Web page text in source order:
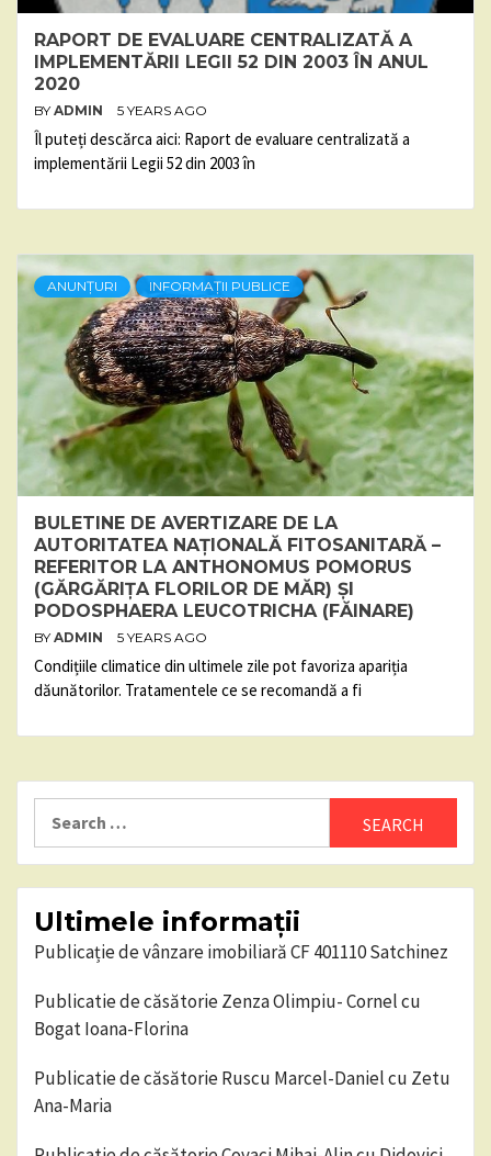
RAPORT DE EVALUARE CENTRALIZATĂ A
IMPLEMENTĂRII LEGII 52 DIN 2003 ÎN ANUL
2020
BY ADMIN 5 YEARS AGO
Îl puteți descărca aici: Raport de evaluare centralizată a
implementării Legii 52 din 2003 în
ANUNȚURI INFORMAȚII PUBLICE
BULETINE DE AVERTIZARE DE LA
AUTORITATEA NAȚIONALĂ FITOSANITARĂ –
REFERITOR LA ANTHONOMUS POMORUS
(GĂRGĂRIȚA FLORILOR DE MĂR) ȘI
PODOSPHAERA LEUCOTRICHA (FĂINARE)
BY ADMIN 5 YEARS AGO
Condițiile climatice din ultimele zile pot favoriza apariția
dăunătorilor. Tratamentele ce se recomandă a fi
Ultimele informații
Publicație de vânzare imobiliară CF 401110 Satchinez
Publicatie de căsătorie Zenza Olimpiu- Cornel cu
Bogat Ioana-Florina
Publicatie de căsătorie Ruscu Marcel-Daniel cu Zetu
Ana-Maria